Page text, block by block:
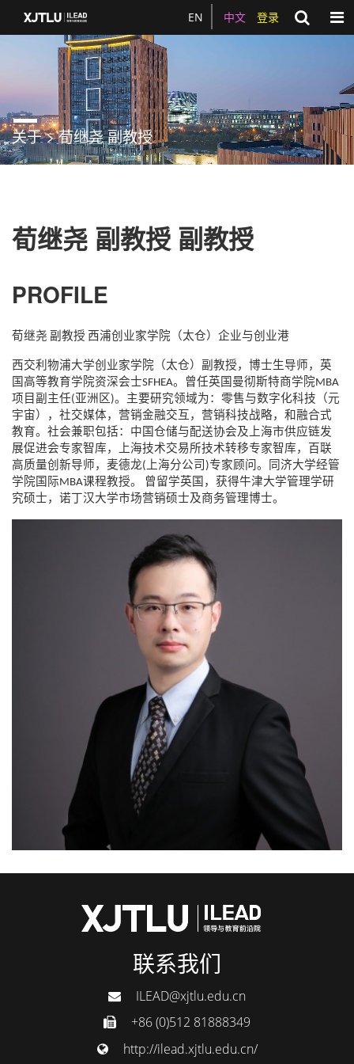
EN 中文 登录
关于 > 荀继尧 副教授
荀继尧 副教授 副教授
PROFILE
荀继尧 副教授 西浦创业家学院（太仓）企业与创业港
西交利物浦大学创业家学院（太仓）副教授，博士生导师，英
国高等教育学院资深会士SFHEA。曾任英国曼彻斯特商学院 MBA
项目副主任( 亚洲区 )。主要研究领域为：零售与数字化科技（元
宇宙），社交媒体，营销金融交互，营销科技战略，和融合式
教育。 社会兼职包括：中国仓储与配送协会及 上海市供应链发
展促进会专家智库，
上海技术交易所技术转移专家智库，百联
高质量创新导师，麦德龙( 上海分公司 )专家顾问。同济大学经管
学院国际 MBA课程教授。
曾留学英国，获得牛津大学管理学研
究硕士，诺丁汉大学市场营销硕士及商务管理博士。
联系我们
ILEAD@xjtlu.edu.cn
+86 (0)512 81888349
http://ilead.xjtlu.edu.cn/